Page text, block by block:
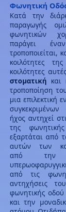
Φωνητική
Κατά την
παραγωγής
φωνητικών
παράγει
τροποποιείται,
κοιλότητες
κοιλότητες
στοματική και
τροποποίηση
μια επιλεκτική
ήχος αντηχεί
της
εξαρτάται από
αυτών των
από την
από τις
αντηχήσεις
φωνητικής
και την